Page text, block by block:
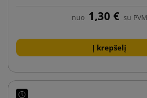
nuo 1,30 € su PVM
Į krepšelį